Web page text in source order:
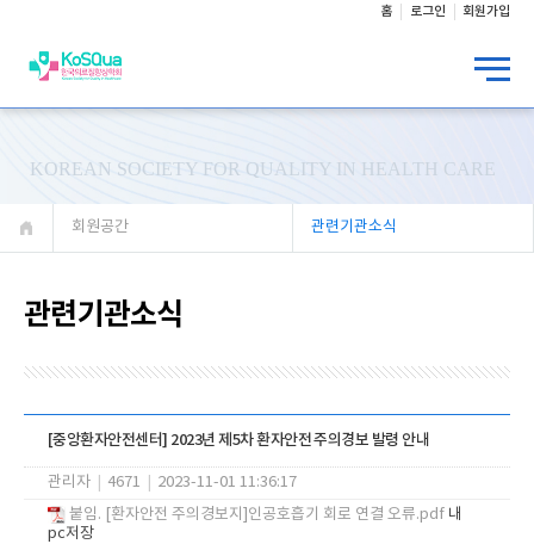
홈 로그인 회원가입
KOREAN SOCIETY FOR QUALITY IN HEALTH CARE
회원공간 관련기관소식
관련기관소식
[중앙환자안전센터] 2023년 제5차 환자안전 주의경보 발령 안내
관리자 4671
2023-11-01 11:36:17
붙임. [환자안전 주의경보지]인공호흡기 회로 연결 오류.pdf 내
pc저장